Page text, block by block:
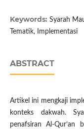
Keywords: Syarah
Tematik, Implementasi
ABSTRACT
Artikel ini mengkaji
konteks dakwah.
penafsiran Al-Qur’an